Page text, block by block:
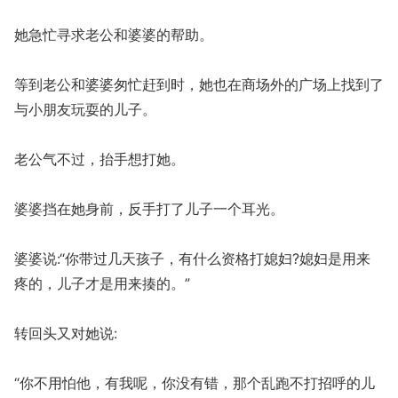
她急忙寻求老公和婆婆的帮助。
等到老公和婆婆匆忙赶到时，她也在商场外的广场上找到了
与小朋友玩耍的儿子。
老公气不过，抬手想打她。
婆婆挡在她身前，反手打了儿子一个耳光。
婆婆说:“你带过几天孩子，有什么资格打媳妇?媳妇是用来
疼的，儿子才是用来揍的。”
转回头又对她说:
“你不用怕他，有我呢，你没有错，那个乱跑不打招呼的儿